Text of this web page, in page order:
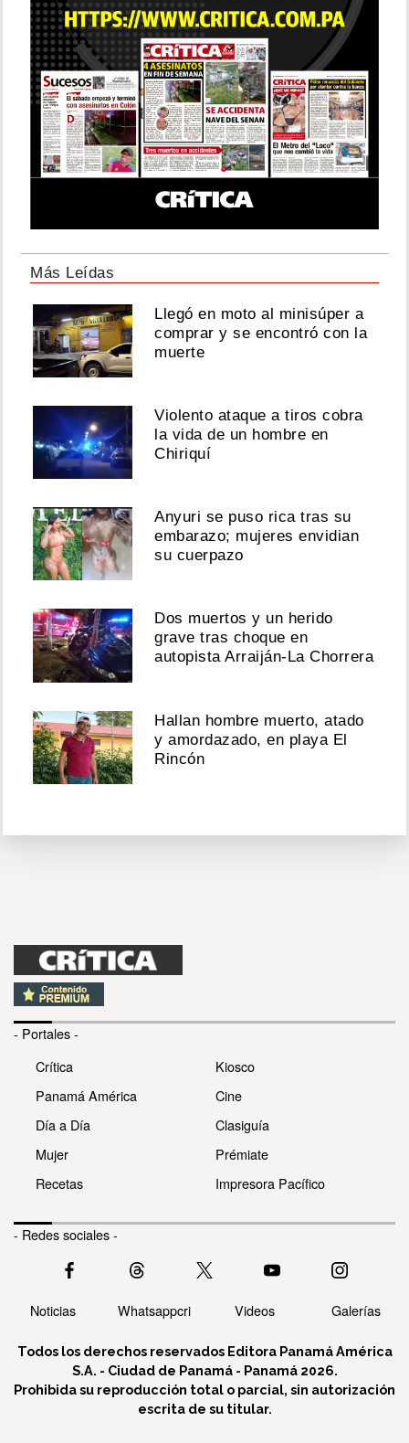
Más Leídas
Llegó en moto al minisúper a
comprar y se encontró con la
muerte
Violento ataque a tiros cobra
la vida de un hombre en
Chiriquí
Anyuri se puso rica tras su
embarazo; mujeres envidian
su cuerpazo
Dos muertos y un herido
grave tras choque en
autopista Arraiján-La Chorrera
Hallan hombre muerto, atado
y amordazado, en playa El
Rincón
- Portales -
Crítica
Panamá América
Día a Día
Mujer
Recetas
Kiosco
Cine
Clasiguía
Prémiate
Impresora Pacífico
- Redes sociales -
Noticias Whatsappcri Videos Galerías
Todos los derechos reservados Editora Panamá América
S.A. - Ciudad de Panamá - Panamá 2026.
Prohibida su reproducción total o parcial, sin autorización
escrita de su titular.